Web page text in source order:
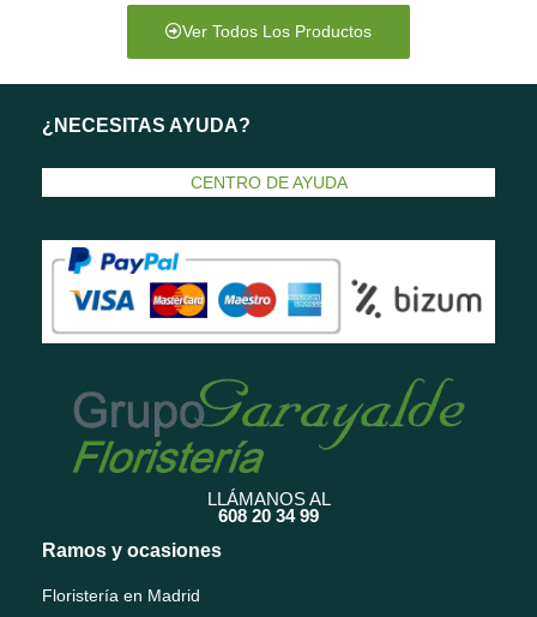
Ver Todos Los Productos
¿NECESITAS AYUDA?
CENTRO DE AYUDA
LLÁMANOS AL
608 20 34 99
Ramos y ocasiones
Floristería en Madrid